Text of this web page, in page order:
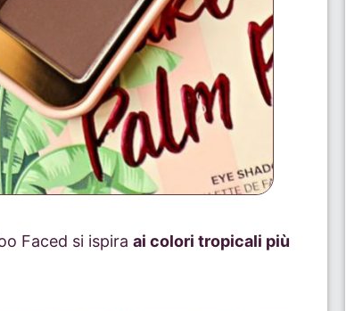
Faced si ispira ai colori tropicali più